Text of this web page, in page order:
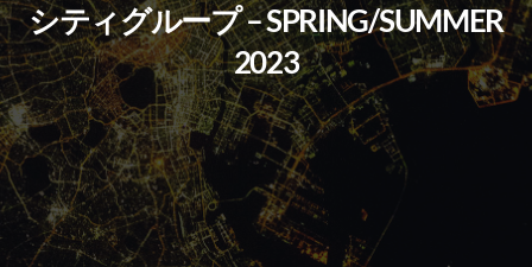
シティグループ – SPRING/SUMMER
2023